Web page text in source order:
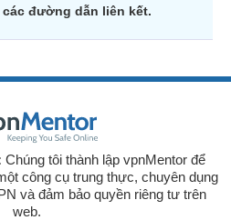
đường dẫn liên kết.
Chúng tôi thành lập vpnMentor để
công cụ trung thực, chuyên dụng
và đảm bảo quyền riêng tư trên
web.